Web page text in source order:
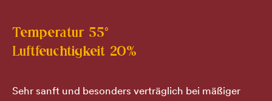
Temperatur 55°
Luftfeuchtigkeit 20%
Sehr sanft und besonders verträglich bei mäßiger